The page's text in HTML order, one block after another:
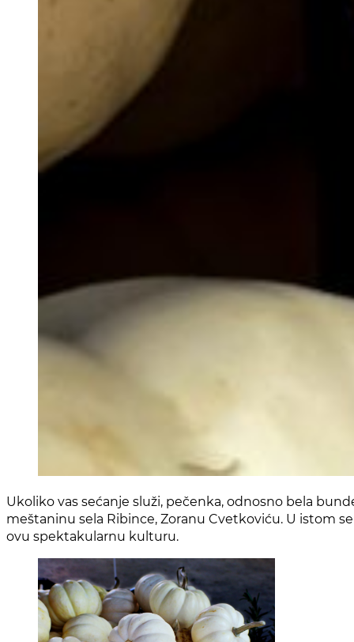
Ukoliko vas sećanje služi, pečenka, odnosno bela
meštaninu sela Ribince, Zoranu Cvetkoviću. U istom
ovu spektakularnu kulturu.